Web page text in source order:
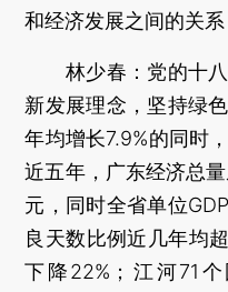
和经济发展之间的关系
林少春： 党的十
新发展理念，坚持绿
年均增长7.9%的同时
近五年，广东经济总
元，同时全省单位
良天数比例近几年均
下降22%；江河71